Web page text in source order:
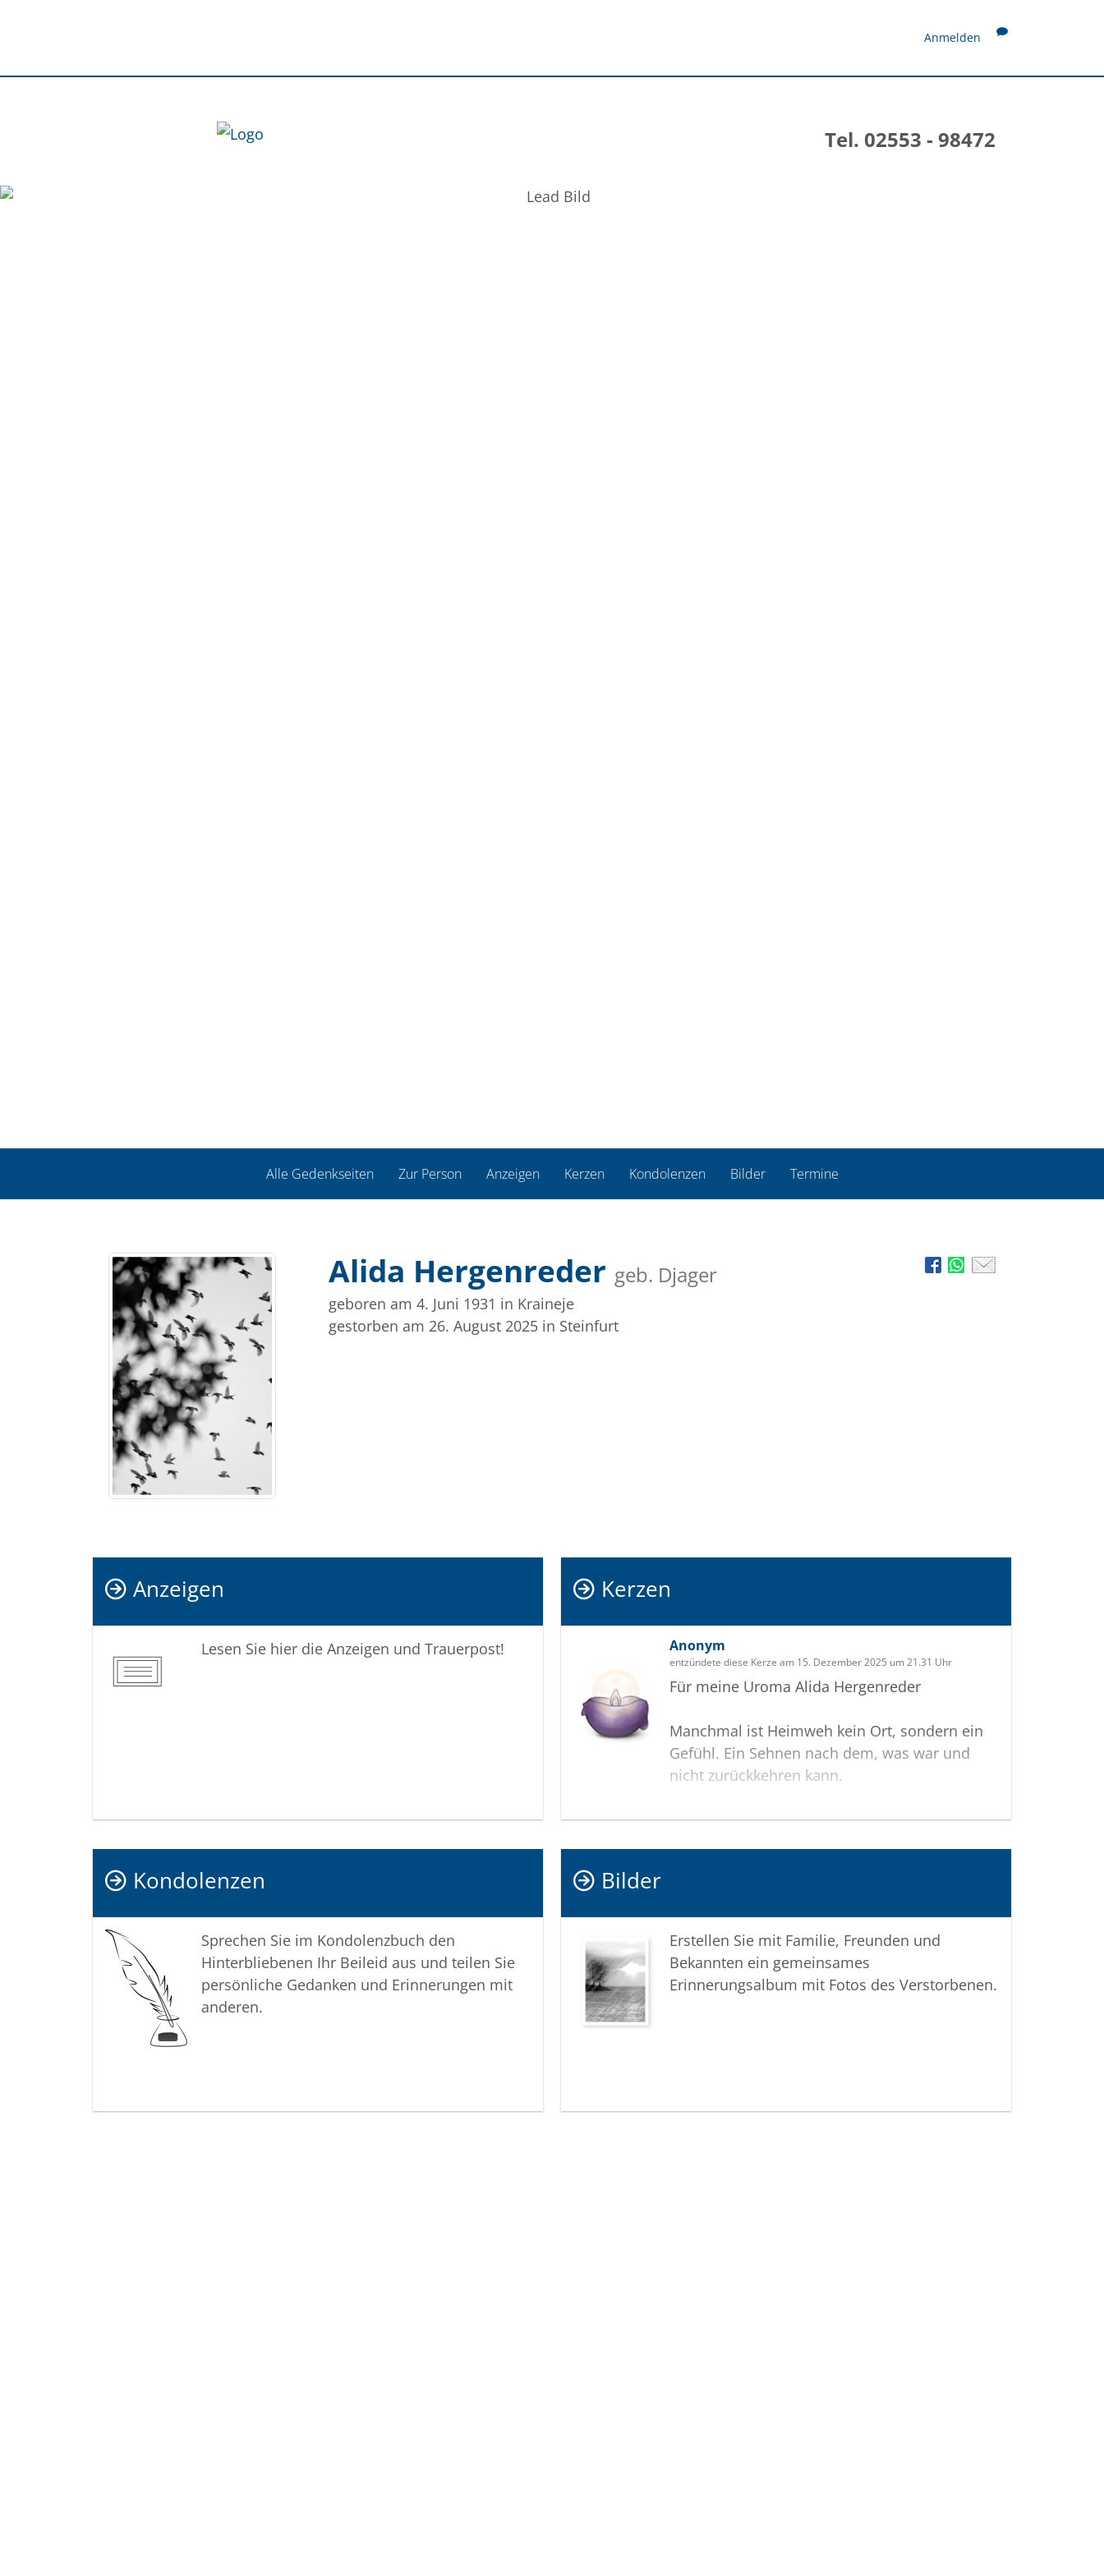
Anmelden
Tel. 02553 - 98472
Alle Gedenkseiten Zur Person Anzeigen Kerzen Kondolenzen Bilder Termine
Alida Hergenreder geb. Djager
geboren am 4. Juni 1931 in Kraineje
gestorben am 26. August 2025 in Steinfurt
Anzeigen
Lesen Sie hier die Anzeigen und Trauerpost!
Kerzen
Anonym
entzündete diese Kerze am 15. Dezember 2025 um 21.31 Uhr
Für meine Uroma Alida Hergenreder
Manchmal ist Heimweh kein Ort, sondern ein
Gefühl. Ein Sehnen nach dem, was war und
nicht zurückkehren kann.
Kondolenzen
Sprechen Sie im Kondolenzbuch den
Hinterbliebenen Ihr Beileid aus und teilen Sie
persönliche Gedanken und Erinnerungen mit
anderen.
Bilder
Erstellen Sie mit Familie, Freunden und
Bekannten ein gemeinsames
Erinnerungsalbum mit Fotos des Verstorbenen.